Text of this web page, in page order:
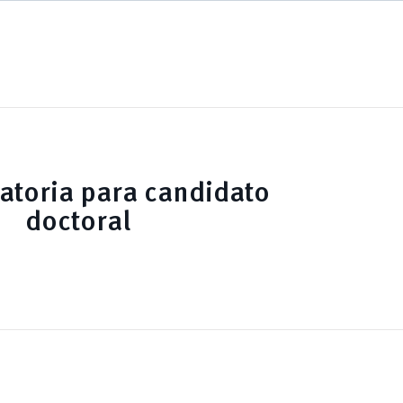
para candidato
doctoral